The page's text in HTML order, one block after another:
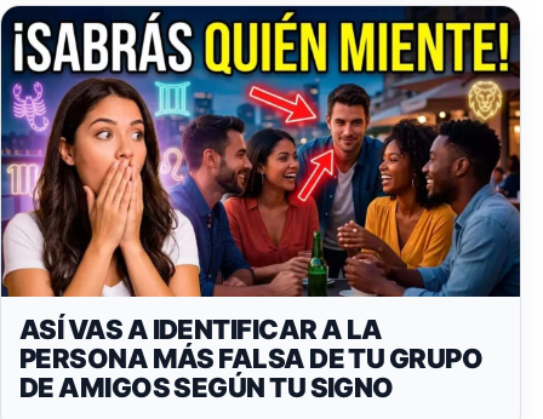
ASÍ VAS A IDENTIFICAR A LA
PERSONA MÁS FALSA DE TU GRUPO
DE AMIGOS SEGÚN TU SIGNO